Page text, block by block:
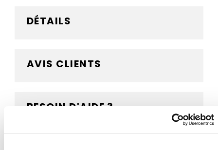
DÉTAILS
AVIS CLIENTS
BESOIN D'AIDE ?